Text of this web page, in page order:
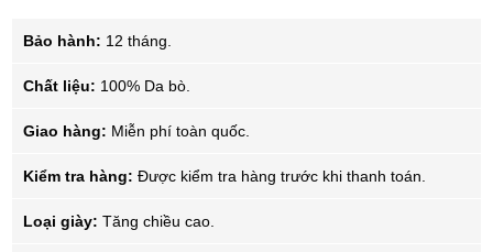
Bảo hành: 12 tháng.
Chất liệu: 100% Da bò.
Giao hàng: Miễn phí toàn quốc.
Kiểm tra hàng: Được kiểm tra hàng trước khi thanh toán.
Loại giày: Tăng chiều cao.